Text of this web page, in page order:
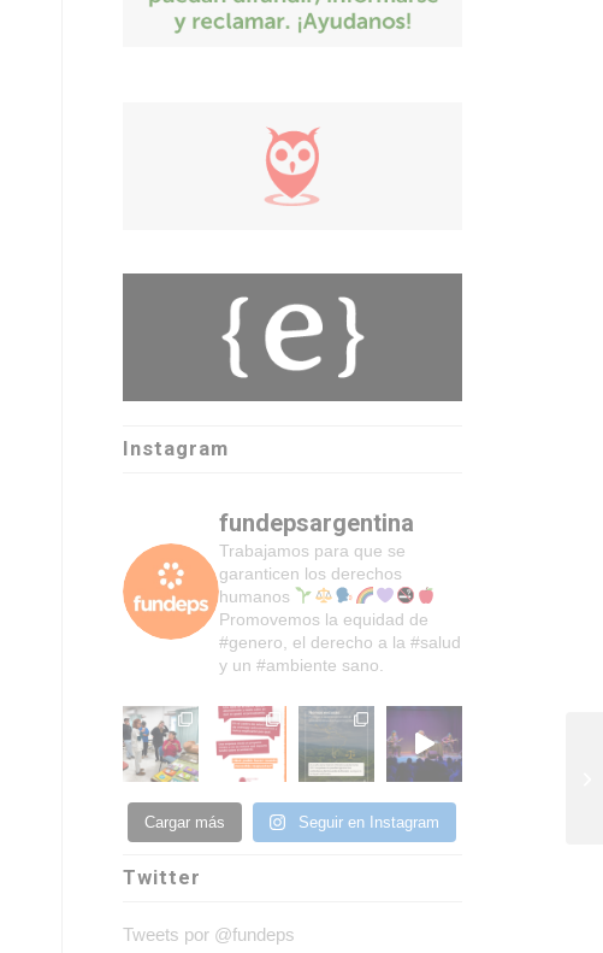
Instagram
fundepsargentina
Trabajamos para que se
garanticen los derechos
humanos
Promovemos la equidad de
#genero, el derecho a la #salud
y un #ambiente sano.
Cargar más Seguir en Instagram
Twitter
Tweets por @fundeps